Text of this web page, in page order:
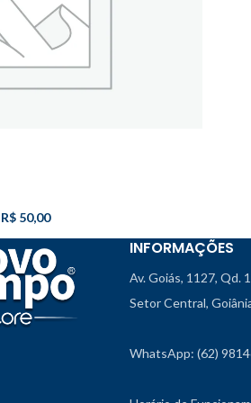
R$50,00
INFORMAÇÕES
Av. Goiás, 1127, Qd.
Setor Central,
WhatsApp: (62)